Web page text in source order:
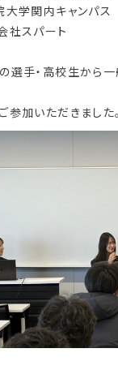
大学関内キャンパ
スパート
選手・高校生から一
参加いただきました。